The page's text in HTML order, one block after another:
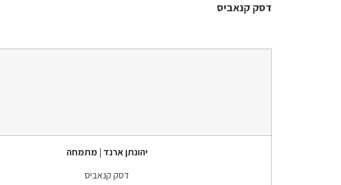
דסק קנאביס
יהונתןארנד | מתמחה
דסק קנאביס